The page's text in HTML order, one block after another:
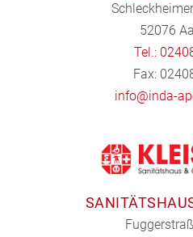
52076
Tel.:
Fax:
info@inda-